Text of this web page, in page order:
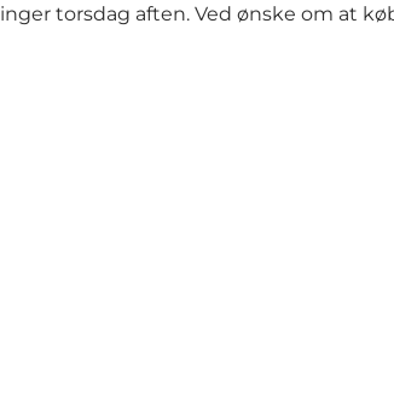
torsdag aften. Ved ønske om at